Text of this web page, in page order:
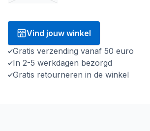
Vind jouw winkel
Gratis verzending vanaf 50 euro
In 2-5 werkdagen bezorgd
Gratis retourneren in de winkel